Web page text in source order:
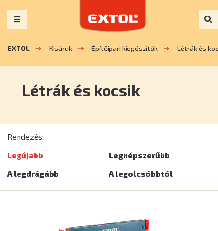
EXTOL Kisáruk Építőipari kiegészítők Létrák és
Létrák és kocsik
Rendezés:
Legújabb
Legnépszerűbb
A legdrágább
A legolcsóbbtól